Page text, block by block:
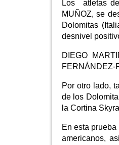
Los atletas
MUÑOZ, se
Dolomitas
desnivel
DIEGO
FERNÁNDEZ-
Por otro lado,
de los
la Cortina
En esta
americanos,